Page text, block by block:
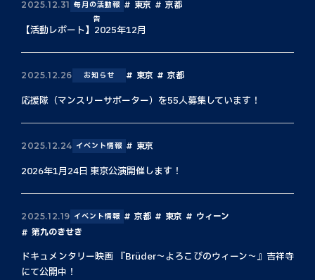
2025.12.31 毎月の活動報
告
東京 京都
【活動レポート】2025年12月
2025.12.26 お知らせ 東京 京都
応援隊（マンスリーサポーター）を55人募集しています！
2025.12.24 イベント情報 東京
2026年1月24日 東京公演開催します！
2025.12.19 イベント情報 京都 東京
ウィーン
第九のきせき
ドキュメンタリー映画 『Brüder〜よろこびのウィーン〜』吉祥寺
にて公開中！